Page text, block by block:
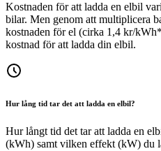
Kostnaden för att ladda en elbil
bilar. Men genom att multiplicera
kostnaden för el (cirka 1,4 kr/
kostnad för att ladda din elbil.
Hur lång tid tar det att ladda en elbil?
Hur långt tid det tar att ladda en
(kWh) samt vilken effekt (kW) du